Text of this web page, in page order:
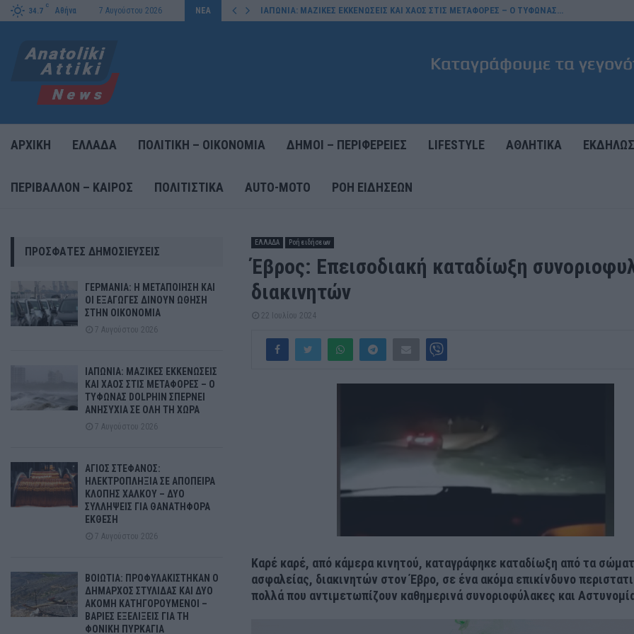
34.7
C
Αθήνα 7 Αυγούστου 2026 ΝΕΑ
ΣΤΗΝ ΟΙΚΟΝΟΜΙΑ ΙΑΠΩΝΙΑ: ΜΑΖΙΚΕΣ ΕΚΚΕΝΩΣΕΙΣ ΚΑΙ ΧΑΟΣ ΣΤΙΣ ΜΕΤΑΦΟΡΕΣ – Ο ΤΥΦΩΝΑΣ…
ΑΡΧΙΚΗ ΕΛΛΑΔΑ ΠΟΛΙΤΙΚΗ – ΟΙΚΟΝΟΜΙΑ ΔΗΜΟΙ – ΠΕΡΙΦΕΡΕΙΕΣ LIFESTYLE ΑΘΛΗΤΙΚΑ
ΠΕΡΙΒΑΛΛΟΝ – ΚΑΙΡΟΣ ΠΟΛΙΤΙΣΤΙΚΑ AUTO-MOTO ΡΟΉ ΕΙΔΉΣΕΩΝ
ΕΛΛΑΔΑ Ροή ειδήσεων
Έβρος: Επεισοδιακή καταδίωξη
διακινητών
22 Ιουλίου 2024
Καρέ καρέ, από κάμερα κινητού, καταγράφηκε καταδίωξη από τα
ασφαλείας, διακινητών στον Έβρο, σε ένα ακόμα επικίνδυνο
πολλά που αντιμετωπίζουν καθημερινά συνοριοφύλακες και
ΠΡΌΣΦΑΤΕΣ ΔΗΜΟΣΙΕΎΣΕΙΣ
ΓΕΡΜΑΝΙΑ: Η ΜΕΤΑΠΟΙΗΣΗ ΚΑΙ
ΟΙ ΕΞΑΓΩΓΕΣ ΔΙΝΟΥΝ ΩΘΗΣΗ
ΣΤΗΝ ΟΙΚΟΝΟΜΙΑ
7 Αυγούστου 2026
ΙΑΠΩΝΙΑ: ΜΑΖΙΚΕΣ ΕΚΚΕΝΩΣΕΙΣ
ΚΑΙ ΧΑΟΣ ΣΤΙΣ ΜΕΤΑΦΟΡΕΣ – Ο
ΤΥΦΩΝΑΣ DOLPHIN ΣΠΕΡΝΕΙ
ΑΝΗΣΥΧΙΑ ΣΕ ΟΛΗ ΤΗ ΧΩΡΑ
7 Αυγούστου 2026
ΑΓΙΟΣ ΣΤΕΦΑΝΟΣ:
ΗΛΕΚΤΡΟΠΛΗΞΙΑ ΣΕ ΑΠΟΠΕΙΡΑ
ΚΛΟΠΗΣ ΧΑΛΚΟΥ – ΔΥΟ
ΣΥΛΛΗΨΕΙΣ ΓΙΑ ΘΑΝΑΤΗΦΟΡΑ
ΕΚΘΕΣΗ
7 Αυγούστου 2026
ΒΟΙΩΤΙΑ: ΠΡΟΦΥΛΑΚΙΣΤΗΚΑΝ Ο
ΔΗΜΑΡΧΟΣ ΣΤΥΛΙΔΑΣ ΚΑΙ ΔΥΟ
ΑΚΟΜΗ ΚΑΤΗΓΟΡΟΥΜΕΝΟΙ –
ΒΑΡΙΕΣ ΕΞΕΛΙΞΕΙΣ ΓΙΑ ΤΗ
ΦΟΝΙΚΗ ΠΥΡΚΑΓΙΑ